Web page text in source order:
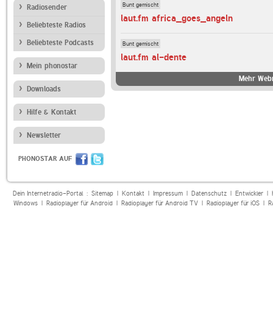
Radiosender
Beliebteste Radios
Beliebteste Podcasts
Mein phonostar
Downloads
Hilfe & Kontakt
Newsletter
PHONOSTAR AUF
Bunt gemischt
laut.fm africa_goes_angeln
Bunt gemischt
laut.fm al-dente
Mehr
Dein Internetradio-Portal : Sitemap| Kontakt| Impressum| Datenschutz| Entwickler|
Windows| Radioplayer für Android| Radioplayer für Android TV| Radioplayer für iOS|